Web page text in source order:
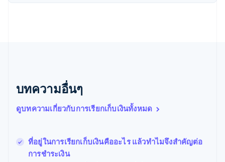
บทความอื่นๆ
ดูบทความเกี่ยวกับการเรียกเก็บเงินทั้งหมด
ที่อยู่ในการเรียกเก็บเงินคืออะไร แล้วทำไมจึงสำคัญต่อ
การชำระเงิน
เนเธอร์แลนด์
Français
โปรตุเกส
โปแลนด์
FrançaisEnglish
ฟินแลนด์